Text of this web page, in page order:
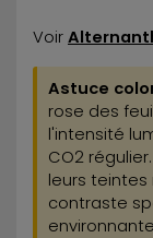
Voir
Astuce
rose des
l'intensité
CO2
leurs teintes
contraste